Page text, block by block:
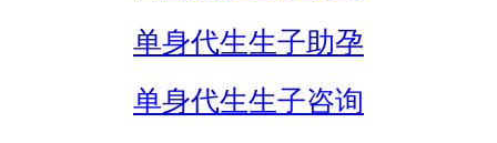
单身代生生子助孕
单身代生生子咨询